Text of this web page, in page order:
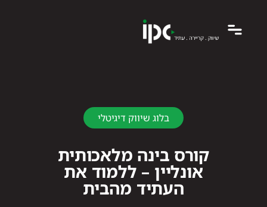
בלוג שיווק דיגיטלי
קורס בינה מלאכותית
אונליין – ללמוד את
העתיד מהבית